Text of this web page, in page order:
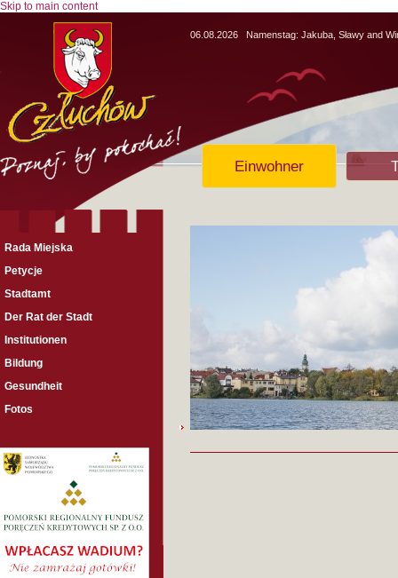
Skip to main content
06.08.2026 Namenstag: Jakuba, Sławy and
Einwohner
Rada Miejska
Petycje
Stadtamt
Der Rat der Stadt
Institutionen
Bildung
Gesundheit
Fotos